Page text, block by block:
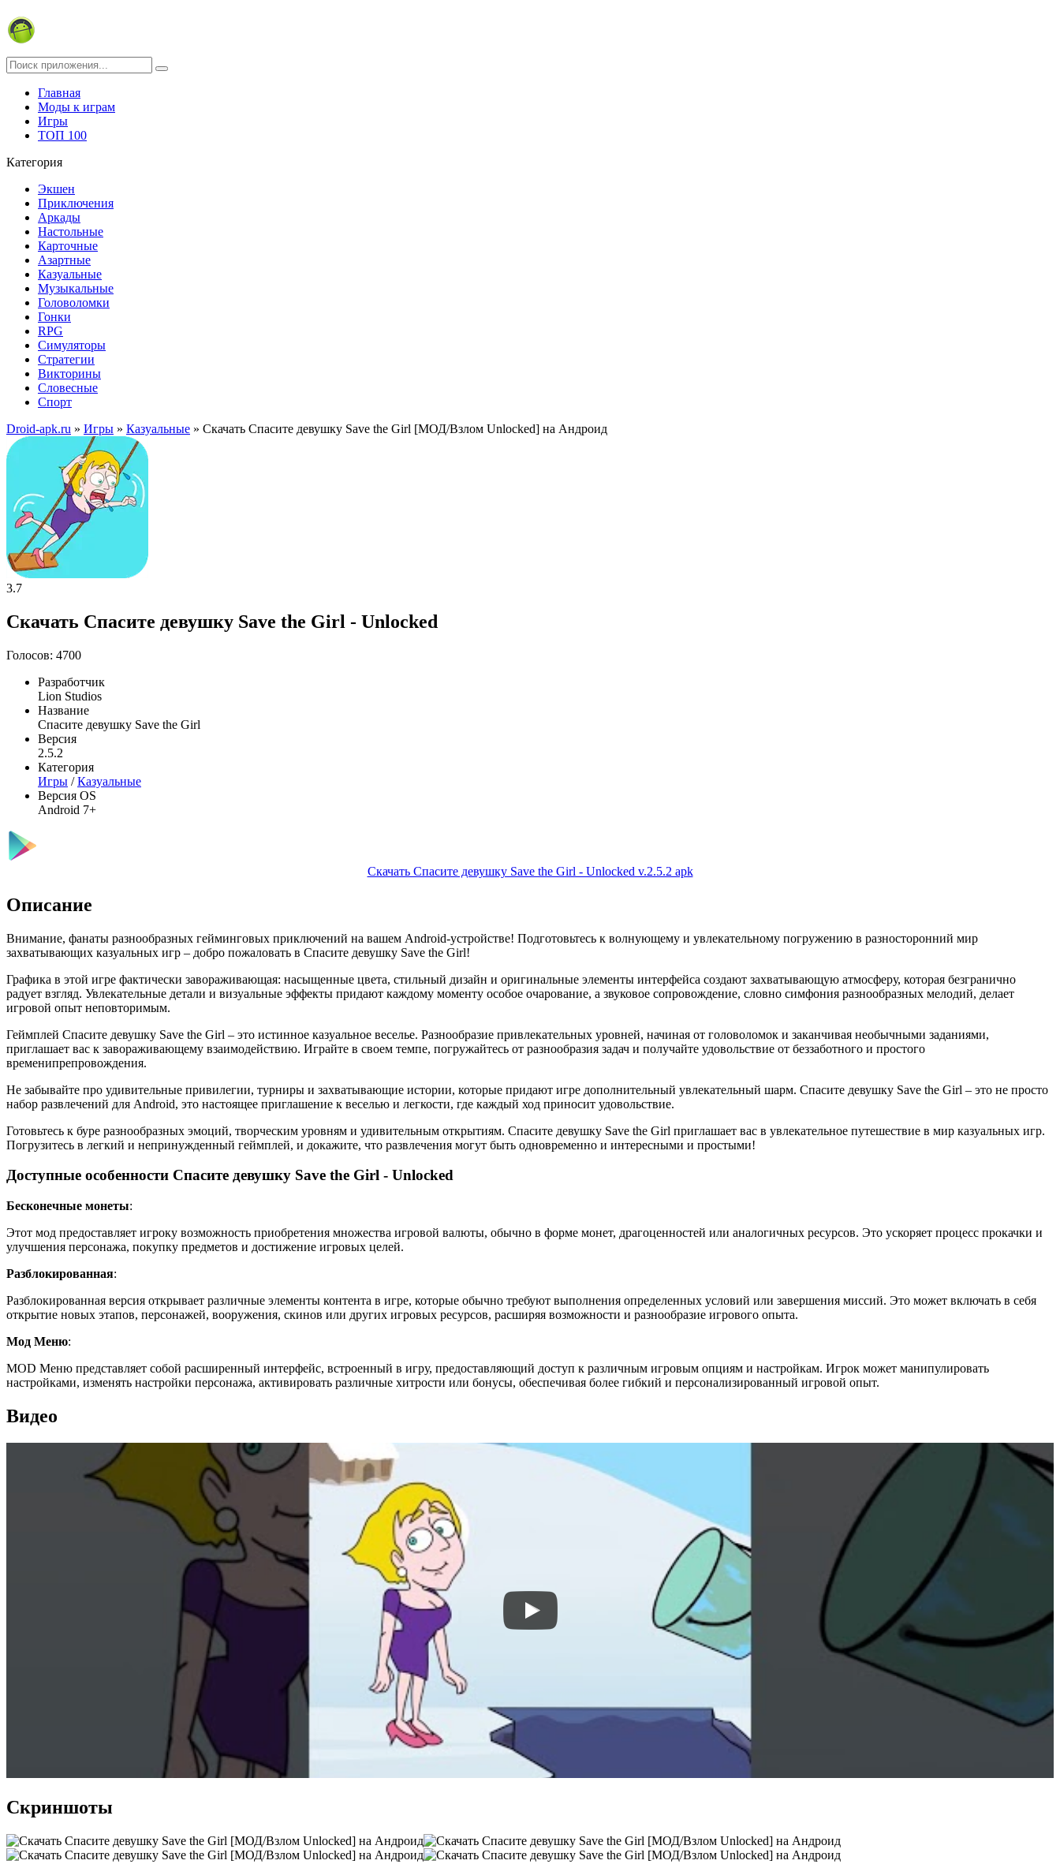
Главная
Моды к играм
Игры
ТОП 100
Категория
Экшен
Приключения
Аркады
Настольные
Карточные
Азартные
Казуальные
Музыкальные
Головоломки
Гонки
RPG
Симуляторы
Стратегии
Викторины
Словесные
Спорт
Droid-apk.ru » Игры » Казуальные » Скачать Спасите девушку Save the Girl [МОД/Взлом Unlocked] на Андроид
3.7
Скачать Спасите девушку Save the Girl - Unlocked
Голосов: 4700
Разработчик
Lion Studios
Название
Спасите девушку Save the Girl
Версия
2.5.2
Категория
Игры /Казуальные
Версия OS
Android 7+
Скачать Спасите девушку Save the Girl - Unlocked v.2.5.2 apk
Описание
Внимание, фанаты разнообразных гейминговых приключений на вашем Android-устройстве! Подготовьтесь к волнующему и увлекательному погружению в разносторонний мир
захватывающих казуальных игр – добро пожаловать в Спасите девушку Save the Girl!
Графика в этой игре фактически завораживающая: насыщенные цвета, стильный дизайн и оригинальные элементы интерфейса создают захватывающую атмосферу, которая безгранично
радует взгляд. Увлекательные детали и визуальные эффекты придают каждому моменту особое очарование, а звуковое сопровождение, словно симфония разнообразных мелодий, делает
игровой опыт неповторимым.
Геймплей Спасите девушку Save the Girl – это истинное казуальное веселье. Разнообразие привлекательных уровней, начиная от головоломок и заканчивая необычными заданиями,
приглашает вас к завораживающему взаимодействию. Играйте в своем темпе, погружайтесь от разнообразия задач и получайте удовольствие от беззаботного и простого
временипрепровождения.
Не забывайте про удивительные привилегии, турниры и захватывающие истории, которые придают игре дополнительный увлекательный шарм. Спасите девушку Save the Girl – это не просто
набор развлечений для Android, это настоящее приглашение к веселью и легкости, где каждый ход приносит удовольствие.
Готовьтесь к буре разнообразных эмоций, творческим уровням и удивительным открытиям. Спасите девушку Save the Girl приглашает вас в увлекательное путешествие в мир казуальных игр.
Погрузитесь в легкий и непринужденный геймплей, и докажите, что развлечения могут быть одновременно и интересными и простыми!
Доступные особенности Спасите девушку Save the Girl - Unlocked
Бесконечные монеты:
Этот мод предоставляет игроку возможность приобретения множества игровой валюты, обычно в форме монет, драгоценностей или аналогичных ресурсов. Это ускоряет процесс прокачки и
улучшения персонажа, покупку предметов и достижение игровых целей.
Разблокированная:
Разблокированная версия открывает различные элементы контента в игре, которые обычно требуют выполнения определенных условий или завершения миссий. Это может включать в себя
открытие новых этапов, персонажей, вооружения, скинов или других игровых ресурсов, расширяя возможности и разнообразие игрового опыта.
Мод Меню:
MOD Меню представляет собой расширенный интерфейс, встроенный в игру, предоставляющий доступ к различным игровым опциям и настройкам. Игрок может манипулировать
настройками, изменять настройки персонажа, активировать различные хитрости или бонусы, обеспечивая более гибкий и персонализированный игровой опыт.
Видео
Скриншоты